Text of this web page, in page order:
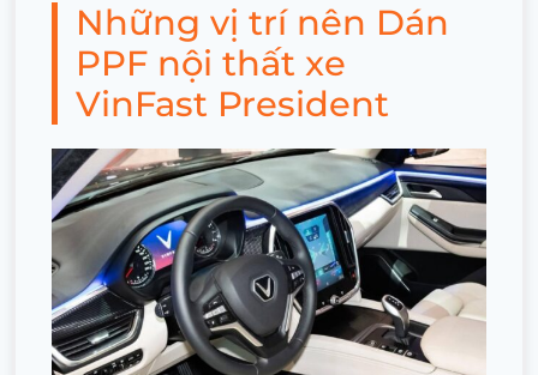
Những vị trí nên Dán
PPF nội thất xe
VinFast President